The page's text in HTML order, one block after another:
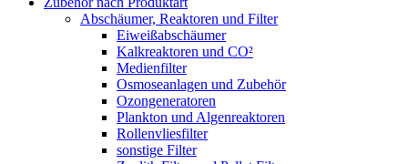
Abschäumer, Reaktoren und Filter
Eiweißabschäumer
Kalkreaktoren und CO²
Medienfilter
Osmoseanlagen und Zubehör
Ozongeneratoren
Plankton und Algenreaktoren
Rollenvliesfilter
sonstige Filter